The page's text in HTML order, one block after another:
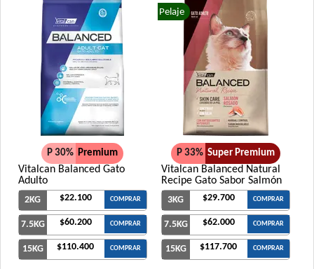
Xtreme Dog Perro Adulto
Zimpi Perro Adulto
P 30% Premium
Vitalcan Balanced Gato
Adulto
2KG $22.100 COMPRAR
7.5KG $60.200 COMPRAR
15KG $110.400 COMPRAR
Pelaje
P 33% Super Premium
Vitalcan Balanced Natural
Recipe Gato Sabor Salmón
3KG $29.700 COMPRAR
7.5KG $62.000 COMPRAR
15KG $117.700 COMPRAR